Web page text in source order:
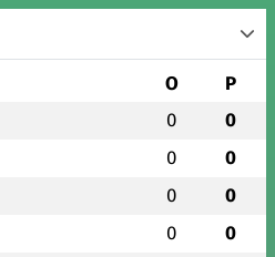
O P
0 0
0 0
0 0
0 0